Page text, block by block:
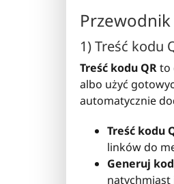
1) Treść kodu
Treść kodu QRto
albo użyć
automatycznie
Treść kodu
linków do
Generuj
natychmiast